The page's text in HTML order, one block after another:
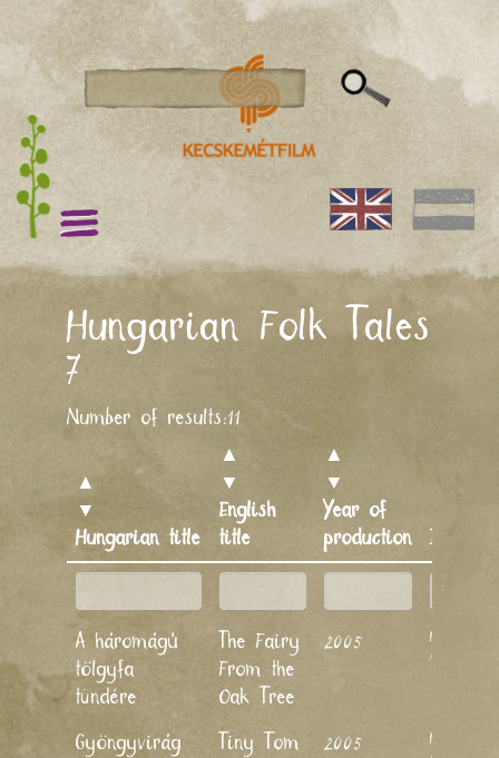
Hungarian Folk Tales
7
Number of results:11
▲
▼
Hungarian title
▲
▼
English
title
▲
▼
Year of
production
Director
A háromágú
tölgyfa
tündére
The Fairy
From the
Oak Tree
2005
Horváth
Mária
Gyöngyvirág
Tiny Tom
2005
Horváth